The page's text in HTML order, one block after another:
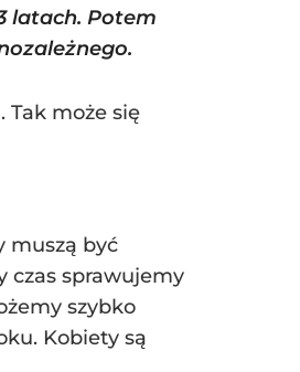
latach. Potem
Tak może się
muszą być
czas sprawujemy
szybko
Kobiety są